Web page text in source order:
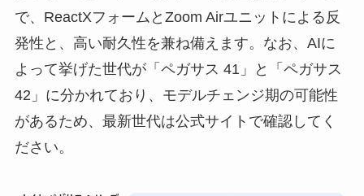
で、ReactXフォームとZoom Airユニットによる反
発性と、高い耐久性を兼ね備えます。なお、AIに
よって挙げた世代が「ペガサス 41」と「ペガサス
42」に分かれており、モデルチェンジ期の可能性
があるため、最新世代は公式サイトで確認してく
ださい。